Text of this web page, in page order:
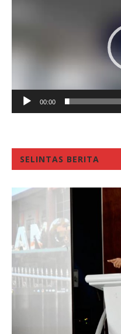
00:00
SELINTAS BERITA